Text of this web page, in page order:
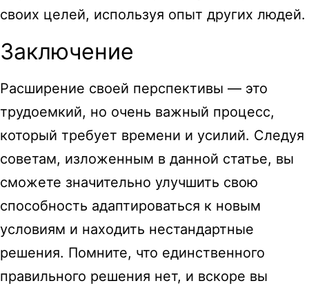
своих целей, используя опыт других людей.
Заключение
Расширение своей перспективы — это
трудоемкий, но очень важный процесс,
который требует времени и усилий. Следуя
советам, изложенным в данной статье, вы
сможете значительно улучшить свою
способность адаптироваться к новым
условиям и находить нестандартные
решения. Помните, что единственного
правильного решения нет, и вскоре вы